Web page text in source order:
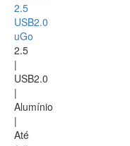
2.5
USB2.0
uGo
2.5
|
USB2.0
|
Alumínio
|
Até